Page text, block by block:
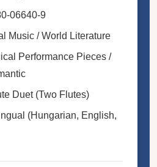
06640-9
Music / World Literature
Performance Pieces /
Duet (Two Flutes)
(Hungarian, English,